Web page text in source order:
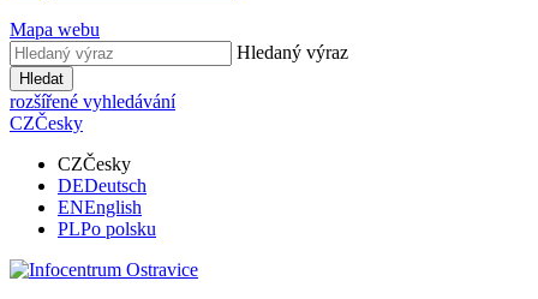
Mapa webu
Hledaný výraz
Hledat
rozšířené vyhledávání
CZČesky
CZČesky
DEDeutsch
ENEnglish
PLPo polsku